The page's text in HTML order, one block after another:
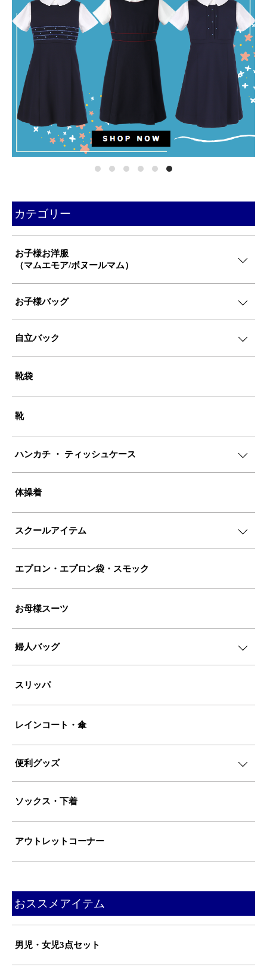
カテゴリー
お子様お洋服
（マムエモア/ボヌールマム）
お子様バッグ
自立バック
靴袋
靴
ハンカチ ・ ティッシュケース
体操着
スクールアイテム
エプロン・エプロン袋・スモック
お母様スーツ
婦人バッグ
スリッパ
レインコート・傘
便利グッズ
ソックス・下着
アウトレットコーナー
おススメアイテム
男児・女児3点セット